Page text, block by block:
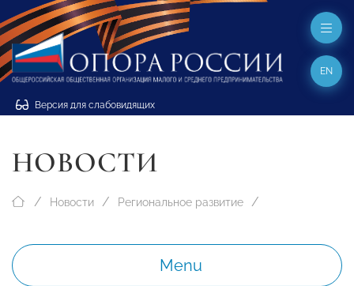
Версия для слабовидящих
EN
НОВОСТИ
Новости Региональное развитие
Menu